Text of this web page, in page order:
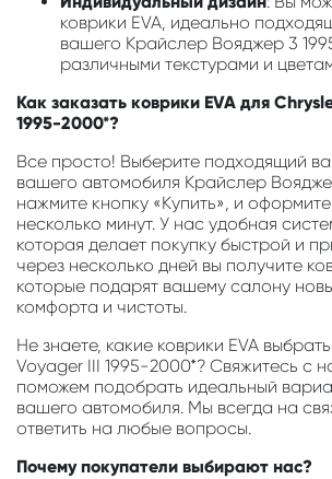
коврики EVA, идеально
вашего Крайслер Вояджер 3
различными текстурами и
Как заказать коврики EVA для
1995-2000*?
Все просто! Выберите подходящий
вашего автомобиля Крайслер
нажмите кнопку «Купить», и оформите
несколько минут. У нас удобная
которая делает покупку быстрой и
через несколько дней вы получите
которые подарят вашему салону
комфорта и чистоты.
Не знаете, какие коврики EVA
Voyager III 1995-2000*? Свяжитесь с
поможем подобрать идеальный
вашего автомобиля. Мы всегда на
ответить на любые вопросы.
Почему покупатели выбирают нас?